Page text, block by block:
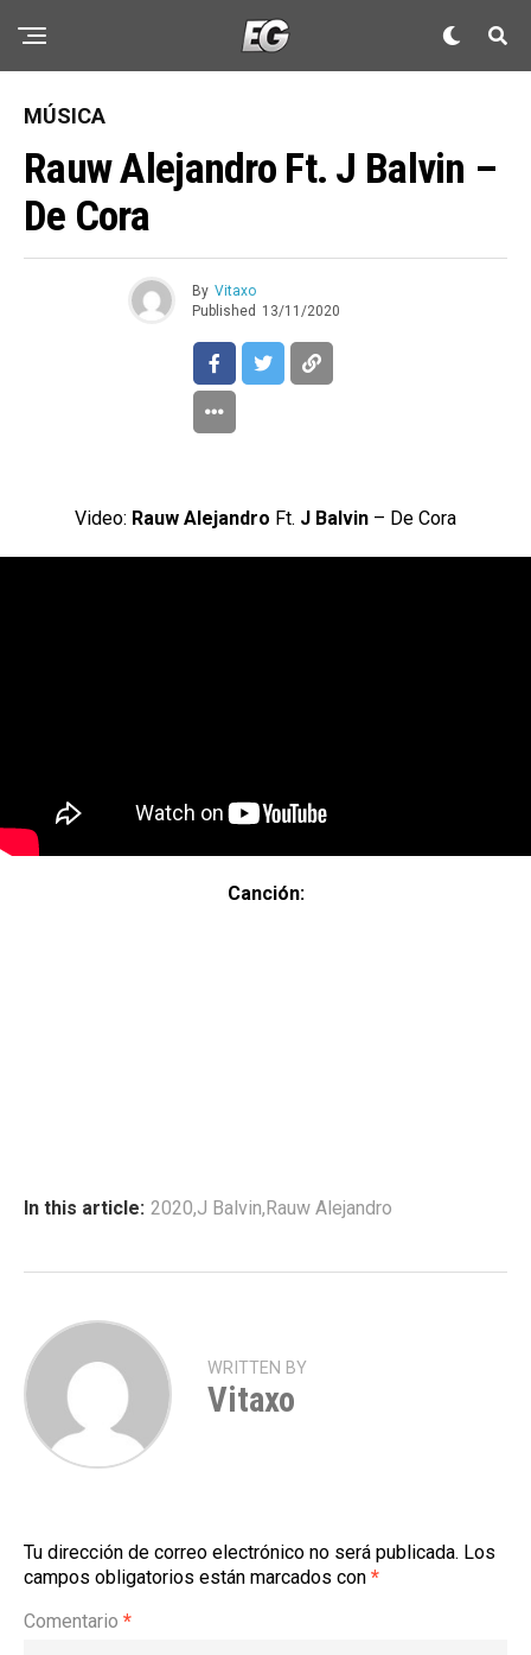
MÚSICA
Rauw Alejandro Ft. J Balvin –
De Cora
By Vitaxo
Published 13/11/2020
Video: Rauw Alejandro Ft. J Balvin – De Cora
Canción:
In this article: 2020,J Balvin,Rauw Alejandro
WRITTEN BY
Vitaxo
Tu dirección de correo electrónico no será publicada. Los
campos obligatorios están marcados con *
Comentario *